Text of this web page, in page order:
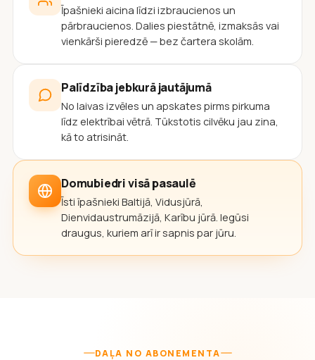
Īpašnieki aicina līdzi izbraucienos un
pārbraucienos. Dalies piestātnē, izmaksās vai
vienkārši pieredzē — bez čartera skolām.
Palīdzība jebkurā jautājumā
No laivas izvēles un apskates pirms pirkuma
līdz elektrībai vētrā. Tūkstotis cilvēku jau zina,
kā to atrisināt.
Domubiedri visā pasaulē
Īsti īpašnieki Baltijā, Vidusjūrā,
Dienvidaustrumāzijā, Karību jūrā. Iegūsi
draugus, kuriem arī ir sapnis par jūru.
DAĻA NO ABONEMENTA